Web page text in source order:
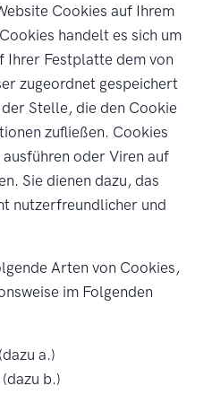
Cookies auf Ihrem
handelt es sich um
Ihrer Festplatte dem von
zugeordnet gespeichert
Stelle, die den Cookie
zufließen. Cookies
oder Viren auf
Sie dienen dazu, das
nutzerfreundlicher und
Arten von Cookies,
im Folgenden
a.)
b.)